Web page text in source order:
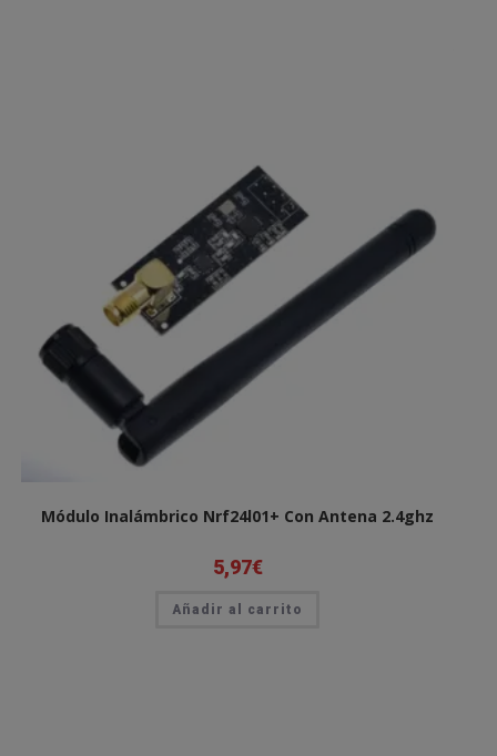
Módulo Inalámbrico Nrf24l01+ Con Antena 2.4ghz
5,97€
Añadir al carrito